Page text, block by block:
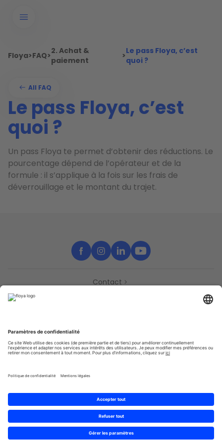
Floya>FAQ>2. Achat &
paiement
>Le pass Floya, c’est
quoi ?
All FAQ
Le pass Floya, c’est
quoi ?
Un pass Floya te permet d’obtenir des réductions. Le
pourcentage dépend de l’opérateur et de la
formule : il s’applique à la fois sur les frais de
déverrouillage et le montant du trajet.
Contact
Partenaires
Vie Privée Conditions générales
© 2025 Brought to you with
by STIB-MIVB and Brussels Mobility